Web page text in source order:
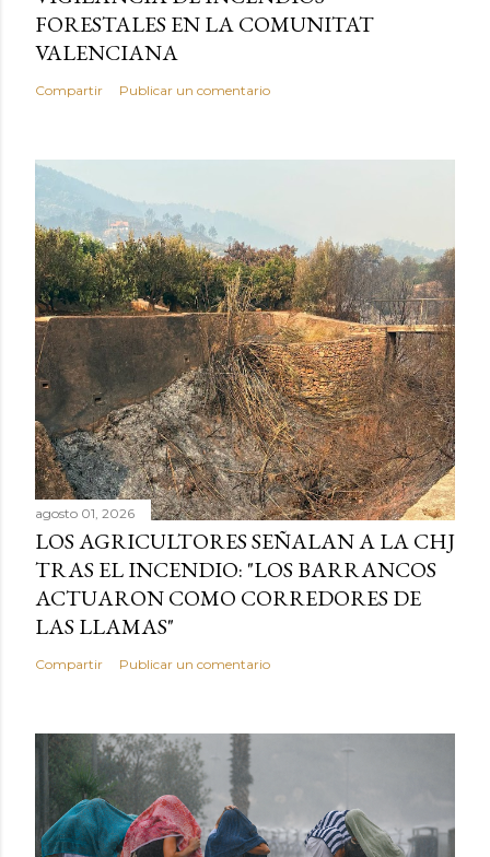
FORESTALES EN LA COMUNITAT
VALENCIANA
Compartir Publicar un comentario
agosto 01, 2026
LOS AGRICULTORES SEÑALAN A LA CHJ
TRAS EL INCENDIO: "LOS BARRANCOS
ACTUARON COMO CORREDORES DE
LAS LLAMAS"
Compartir Publicar un comentario